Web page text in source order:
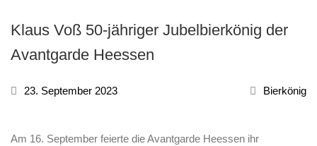
Klaus Voß 50-jähriger Jubelbierkönig der
Avantgarde Heessen
23. September 2023 Bierkönig
Am 16. September feierte die Avantgarde Heessen ihr